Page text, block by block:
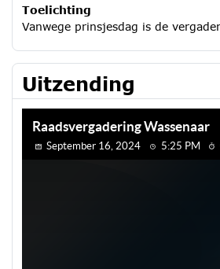
Toelichting
Vanwege prinsjesdag is de
Uitzending